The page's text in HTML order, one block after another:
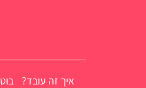
איך זה עובד?